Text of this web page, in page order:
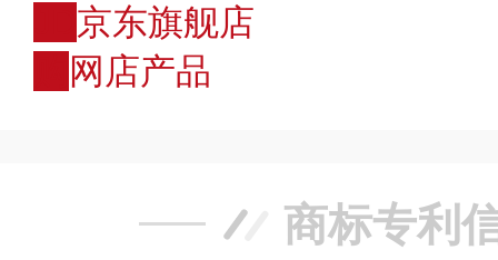
京东旗舰店
网店产品
商标专利